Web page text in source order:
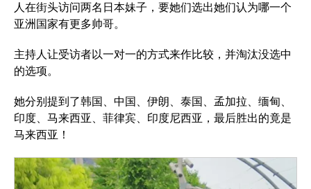
人在街头访问两名日本妹子，要她们选出她们认为哪一个
亚洲国家有更多帅哥。
主持人让受访者以一对一的方式来作比较，并淘汰没选中
的选项。
她分别提到了韩国、中国、伊朗、泰国、孟加拉、缅甸、
印度、马来西亚、菲律宾、印度尼西亚，最后胜出的竟是
马来西亚！